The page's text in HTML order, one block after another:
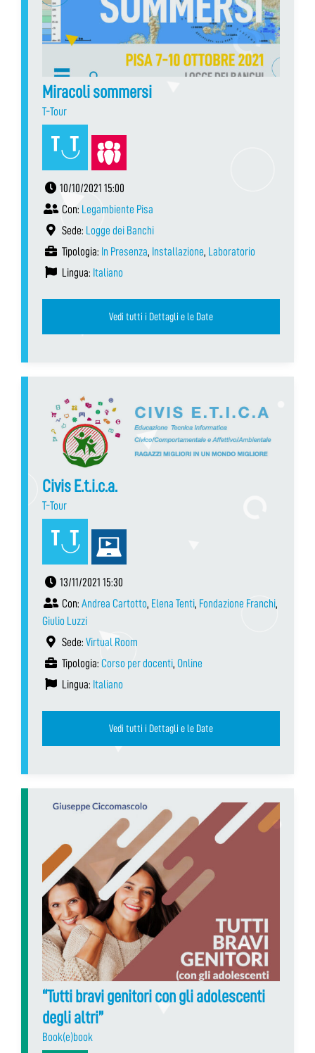
Miracoli sommersi
T-Tour
10/10/2021 15:00
Con: Legambiente Pisa
Sede: Logge dei Banchi
Tipologia: In Presenza, Installazione, Laboratorio
Lingua: Italiano
Vedi tutti i Dettagli e le Date
Civis E.t.i.c.a.
T-Tour
13/11/2021 15:30
Con: Andrea Cartotto, Elena Tenti, Fondazione Franchi,
Giulio Luzzi
Sede: Virtual Room
Tipologia: Corso per docenti, Online
Lingua: Italiano
Vedi tutti i Dettagli e le Date
“Tutti bravi genitori con gli adolescenti
degli altri”
Book(e)book